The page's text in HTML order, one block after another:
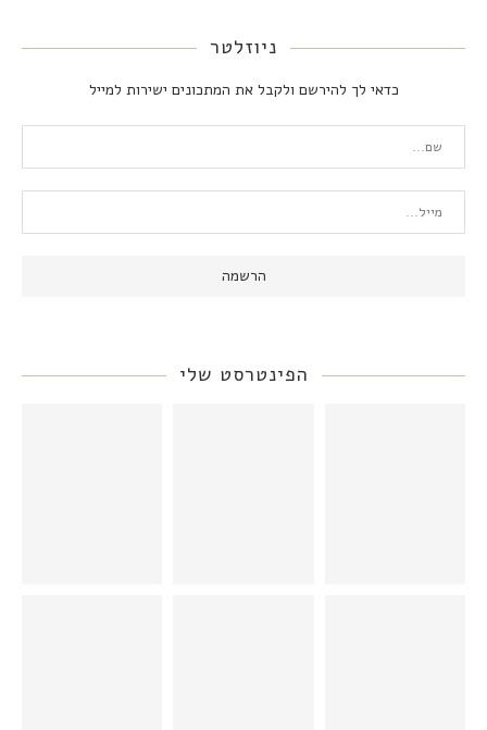
ניוזלטר
כדאי לך להירשם ולקבל את המתכונים ישירות למייל
הפינטרסט שלי